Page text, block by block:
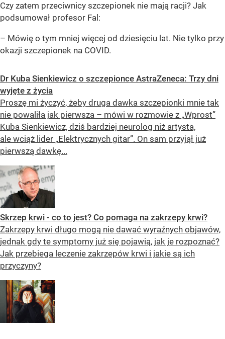
Czy zatem przeciwnicy szczepionek nie mają racji? Jak
podsumował profesor Fal:
– Mówię o tym mniej więcej od dziesięciu lat. Nie tylko przy
okazji szczepionek na COVID.
Dr Kuba Sienkiewicz o szczepionce AstraZeneca: Trzy dni
wyjęte z życia
Proszę mi życzyć, żeby druga dawka szczepionki mnie tak
nie powaliła jak pierwsza – mówi w rozmowie z „Wprost”
Kuba Sienkiewicz, dziś bardziej neurolog niż artysta,
ale wciąż lider „Elektrycznych gitar”. On sam przyjął już
pierwszą dawkę...
Skrzep krwi - co to jest? Co pomaga na zakrzepy krwi?
Zakrzepy krwi długo mogą nie dawać wyraźnych objawów,
jednak gdy te symptomy już się pojawią, jak je rozpoznać?
Jak przebiega leczenie zakrzepów krwi i jakie są ich
przyczyny?